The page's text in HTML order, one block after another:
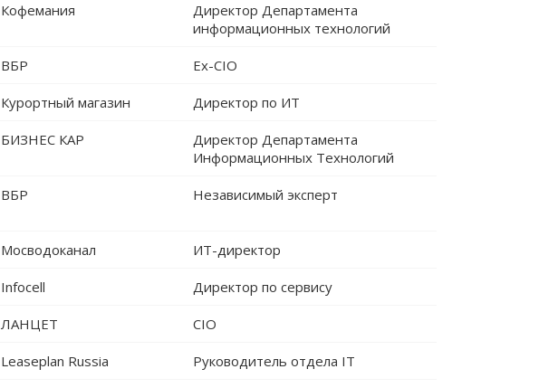
Кофемания
Директор Департамента
информационных технологий
ВБР Ex-CIO
Курортный магазин Директор по ИТ
БИЗНЕС КАР
Директор Департамента
Информационных Технологий
ВБР Независимый эксперт
Мосводоканал ИТ-директор
Infocell Директор по сервису
ЛАНЦЕТ CIO
Leaseplan Russia Руководитель отдела IT